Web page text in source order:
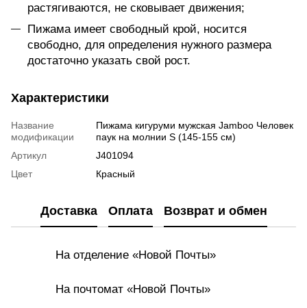
растягиваются, не сковывает движения;
Пижама имеет свободный крой, носится
свободно, для определения нужного размера
достаточно указать свой рост.
Характеристики
Название
модификации
Пижама кигуруми мужская Jamboo Человек
паук на молнии S (145-155 см)
Артикул
J401094
Цвет
Красный
Доставка Оплата Возврат и обмен
На отделение «Новой Почты»
На почтомат «Новой Почты»